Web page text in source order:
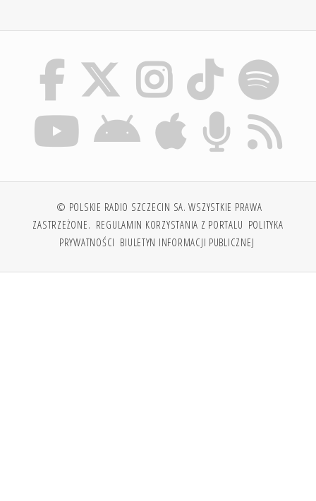
© POLSKIE RADIO SZCZECIN SA. WSZYSTKIE PRAWA
ZASTRZEŻONE. REGULAMIN KORZYSTANIA Z PORTALU POLITYKA
PRYWATNOŚCI BIULETYN INFORMACJI PUBLICZNEJ